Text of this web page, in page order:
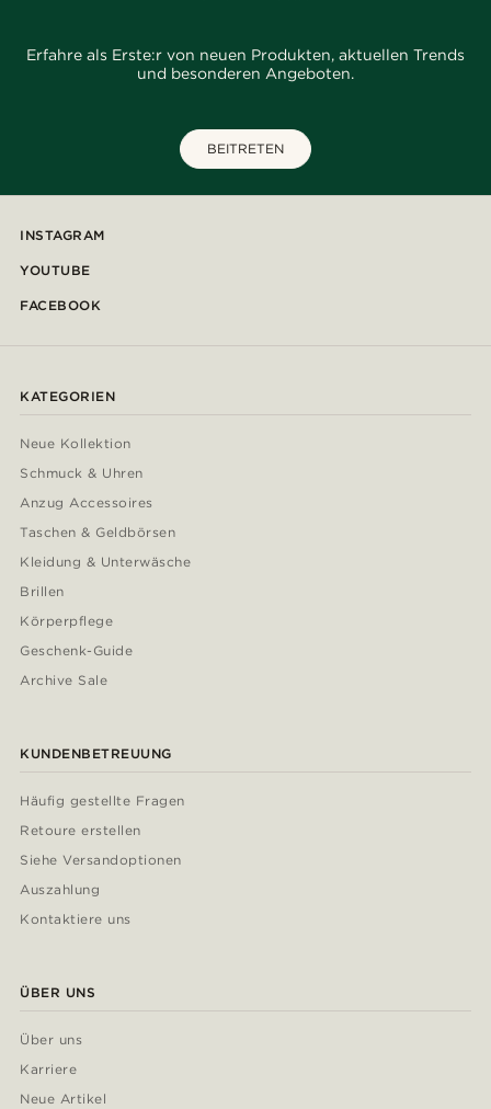
Erfahre als Erste:r von neuen Produkten, aktuellen Trends
und besonderen Angeboten.
BEITRETEN
INSTAGRAM
YOUTUBE
FACEBOOK
KATEGORIEN
Neue Kollektion
Schmuck & Uhren
Anzug Accessoires
Taschen & Geldbörsen
Kleidung & Unterwäsche
Brillen
Körperpflege
Geschenk-Guide
Archive Sale
KUNDENBETREUUNG
Häufig gestellte Fragen
Retoure erstellen
Siehe Versandoptionen
Auszahlung
Kontaktiere uns
ÜBER UNS
Über uns
Karriere
Neue Artikel